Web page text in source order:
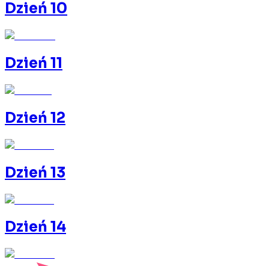
Dzień 10
Dzień 11
Dzień 12
Dzień 13
Dzień 14